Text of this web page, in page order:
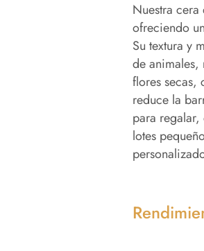
Nuestra
ofreciendo
Su textura y
de
flores secas,
reduce la
para
lotes